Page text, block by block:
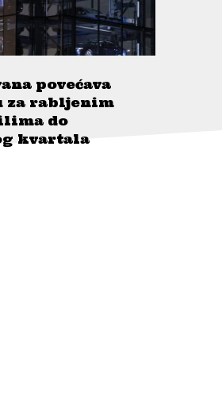
povećava
za rabljenim
do
kvartala